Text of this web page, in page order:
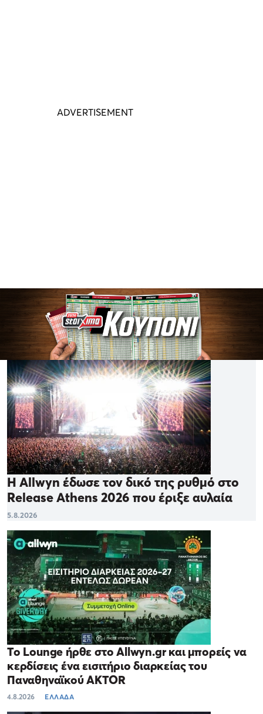
Η Allwyn έδωσε τον δικό της ρυθμό στο
Release Athens 2026 που έριξε αυλαία
5.8.2026
Το Lounge ήρθε στο Allwyn.gr και μπορείς να
κερδίσεις ένα εισιτήριο διαρκείας του
Παναθηναϊκού AKTOR
4.8.2026 ΕΛΛΑΔΑ